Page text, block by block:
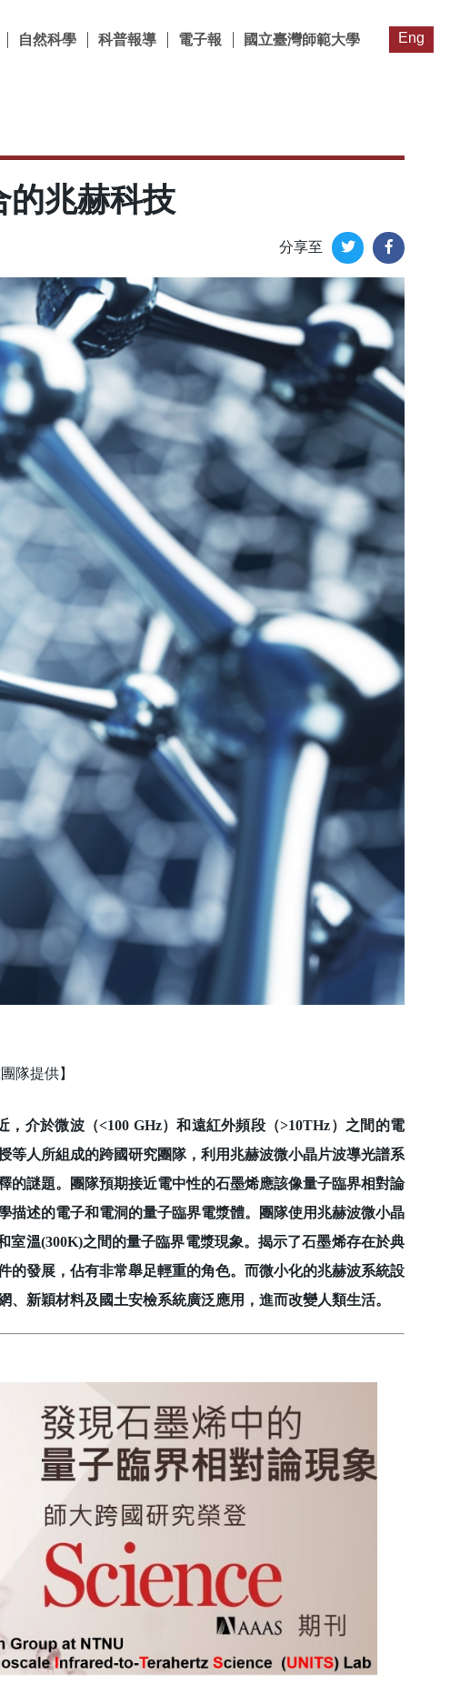
自然科學 科普報導 電子報 國立臺灣師範大學 Eng
的兆赫科技
分享至
隊提供】
，介於微波（<100 GHz）和遠紅外頻段（>10THz）之間的電
人所組成的跨國研究團隊，利用兆赫波微小晶片波導光譜系
謎題。團隊預期接近電中性的石墨烯應該像量子臨界相對論
述的電子和電洞的量子臨界電漿體。團隊使用兆赫波微小晶
室溫(300K)之間的量子臨界電漿現象。揭示了石墨烯存在於典
發展，佔有非常舉足輕重的角色。而微小化的兆赫波系統設
新穎材料及國土安檢系統廣泛應用，進而改變人類生活。